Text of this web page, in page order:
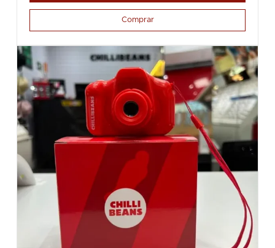
Comprar